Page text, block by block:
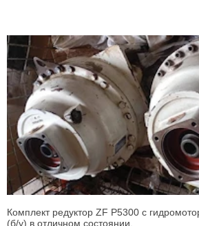
Комплект редуктор ZF P5300 с
(б/у) в отличном состоянии.